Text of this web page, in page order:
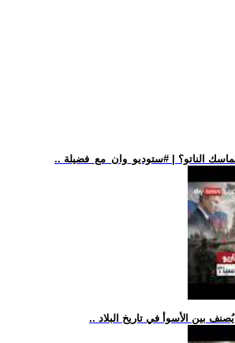
الناتو؟ | #ستوديو_وان_مع_فضيلة
بين الأسوأ في تاريخ البلاد